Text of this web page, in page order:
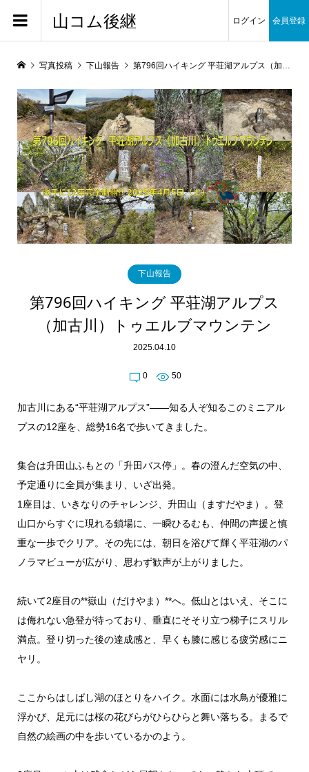
山コム後継 ログイン 会員登録
写真投稿 下山報告 第796回ハイキング 平荘湖アルプス（加古川）トゥエルブマウンテン
下山報告
第796回ハイキング 平荘湖アルプス
（加古川）トゥエルブマウンテン
2025.04.10
0 50
加古川にある“平荘湖アルプス”――知る人ぞ知るこのミニアル
プスの12座を、総勢16名で歩いてきました。
集合は升田山ふもとの「升田バス停」。春の澄んだ空気の中、
予定通りに全員が集まり、いざ出発。
1座目は、いきなりのチャレンジ、升田山（ますだやま）。登
山口からすぐに現れる鎖場に、一瞬ひるむも、仲間の声援と慎
重な一歩でクリア。その先には、朝日を浴びて輝く平荘湖のパ
ノラマビューが広がり、思わず歓声が上がりました。
続いて2座目の**嶽山（だけやま）**へ。低山とはいえ、そこに
は侮れない急登が待っており、垂直にそそり立つ梯子にスリル
満点。登り切った後の達成感と、早くも膝に感じる疲労感にニ
ヤリ。
ここからはしばし湖のほとりをハイク。水面には水鳥が優雅に
浮かび、足元には桜の花びらがひらひらと舞い落ちる。まるで
自然の絵画の中を歩いているかのよう。